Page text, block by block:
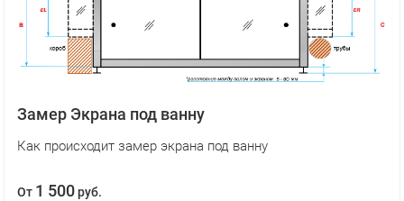
Замер Экрана под ванну
Как происходит замер экрана под ванну
От 1 500руб.